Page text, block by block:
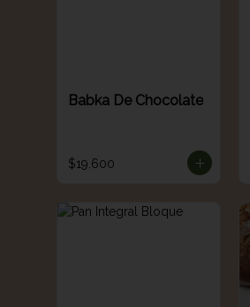
Babka De Chocolate
$19.600